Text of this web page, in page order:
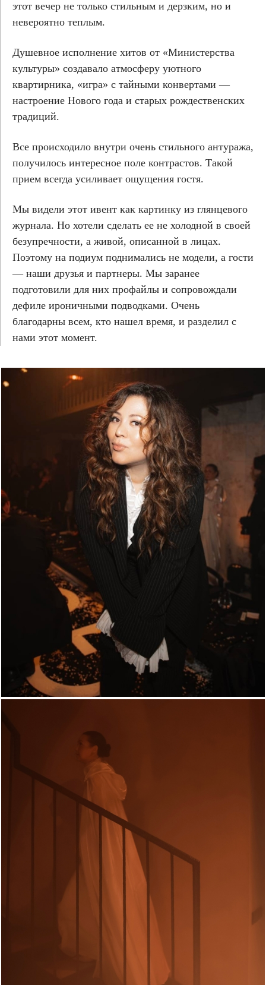
этот вечер не только стильным и дерзким, но и
невероятно теплым.
Душевное исполнение хитов от «Министерства
культуры» создавало атмосферу уютного
квартирника, «игра» с тайными конвертами —
настроение Нового года и старых рождественских
традиций.
Все происходило внутри очень стильного антуража,
получилось интересное поле контрастов. Такой
прием всегда усиливает ощущения гостя.
Мы видели этот ивент как картинку из глянцевого
журнала. Но хотели сделать ее не холодной в своей
безупречности, а живой, описанной в лицах.
Поэтому на подиум поднимались не модели, а гости
— наши друзья и партнеры. Мы заранее
подготовили для них профайлы и сопровождали
дефиле ироничными подводками. Очень
благодарны всем, кто нашел время, и разделил с
нами этот момент.